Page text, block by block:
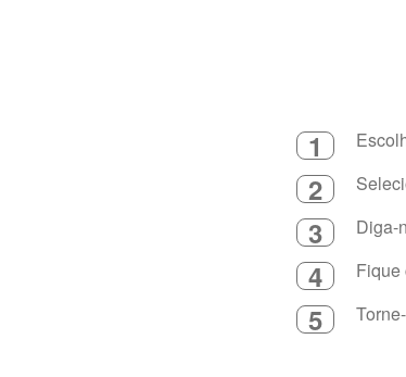
1
2
3 Diga-
4 Fique
5